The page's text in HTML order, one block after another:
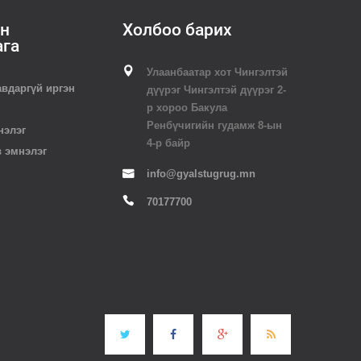
иргэн
эмнэлэг
Холбоо барих
Улаанбаатар хот Чингэлтэй
дүүрэг Чингэлтэй дүүрэг 2-
р хороо Бакула
Ренбүчигийн гудамж 8-ын
4-р байр
info@gyalstugrug.mn
70177700